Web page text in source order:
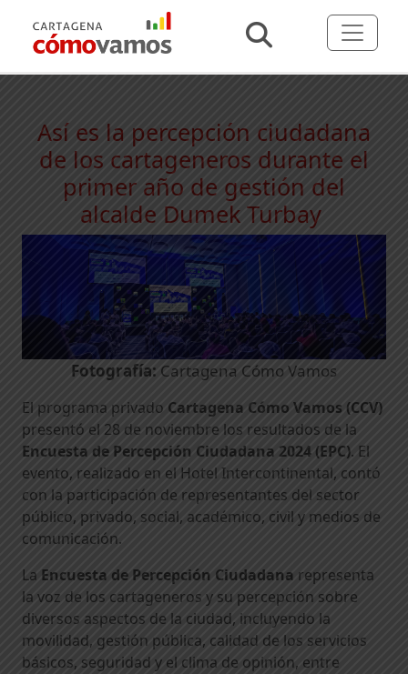
Así es la percepción ciudadana
de los cartageneros durante el
primer año de gestión del
alcalde Dumek Turbay
Fotografía: Cartagena Cómo Vamos
El programa privado Cartagena Cómo Vamos (CCV)
presentó el 28 de noviembre los resultados de la
Encuesta de Percepción Ciudadana 2024 (EPC). El
evento, realizado en el Hotel Intercontinental, contó
con la participación de representantes del sector
público, privado, social, académico, civil y medios de
comunicación.
La Encuesta de Percepción Ciudadana representa
la voz de los cartageneros y su percepción sobre
diversos aspectos de la ciudad, incluyendo la
movilidad, gestión pública, calidad de los servicios
básicos, seguridad y el clima de opinión, entre